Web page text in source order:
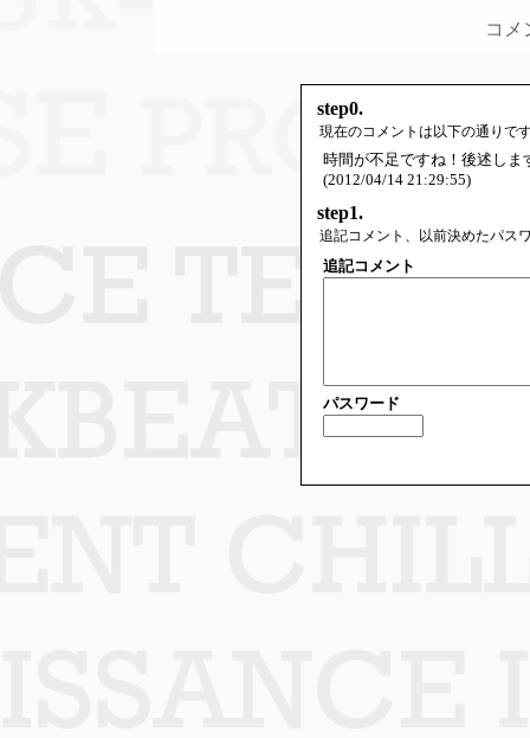
コメ
step0.
現在のコメントは以下の通りで
時間が不足ですね！後述し
(2012/04/14 21:29:55)
step1.
追記コメント、以前決めたパス
追記コメント
パスワード